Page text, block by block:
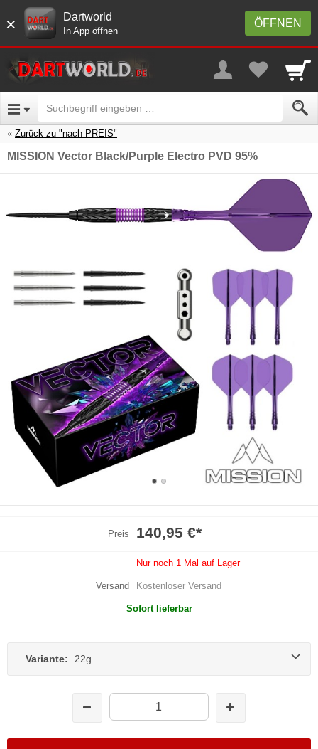
× ÖFFNEN
Dartworld
In App öffnen
Zurück zu "nach PREIS"
MISSION Vector Black/Purple Electro PVD 95%
Preis 140,95 €*
Nur noch 1 Mal auf Lager
Versand Kostenloser Versand
Sofort lieferbar
Variante: 22g